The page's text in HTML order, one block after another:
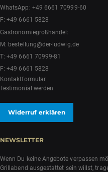
WhatsApp: +49 6661 70999-60
F: +49 6661 5828
Gastronomiegroßhandel:
M: bestellung@der-ludwig.de
T:+49 6661 70999-81
F: +49 6661 5828
Kontaktformular
Testimonial werden
Widerruf erklären
NEWSLETTER
Wenn Du keine Angebote verpassen
Grillabend ausgestattet sein willst,